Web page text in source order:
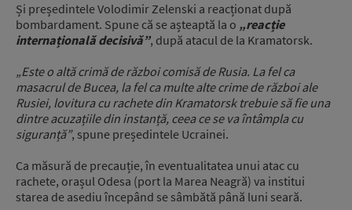
Și președintele Volodimir Zelenski a reacționat după
bombardament. Spune că se așteaptă la o „reacție
internațională decisivă”, după atacul de la Kramatorsk.
„Este o altă crimă de război comisă de Rusia. La fel ca
masacrul de Bucea, la fel ca multe alte crime de război ale
Rusiei, lovitura cu rachete din Kramatorsk trebuie să fie una
dintre acuzațiile din instanță, ceea ce se va întâmpla cu
siguranță”, spune președintele Ucrainei.
Ca măsură de precauție, în eventualitatea unui atac cu
rachete, orașul Odesa (port la Marea Neagră) va institui
starea de asediu începând se sâmbătă până luni seară.